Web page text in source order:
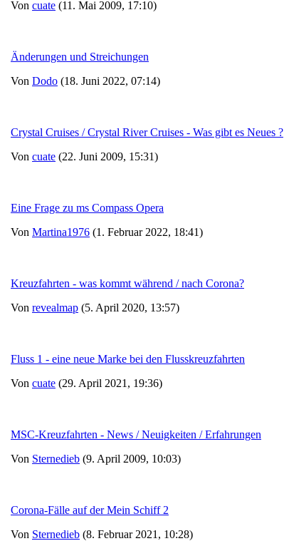
Von cuate (11. Mai 2009, 17:10)
Änderungen und Streichungen
Von Dodo (18. Juni 2022, 07:14)
Crystal Cruises / Crystal River Cruises - Was gibt es Neues ?
Von cuate (22. Juni 2009, 15:31)
Eine Frage zu ms Compass Opera
Von Martina1976 (1. Februar 2022, 18:41)
Kreuzfahrten - was kommt während / nach Corona?
Von revealmap (5. April 2020, 13:57)
Fluss 1 - eine neue Marke bei den Flusskreuzfahrten
Von cuate (29. April 2021, 19:36)
MSC-Kreuzfahrten - News / Neuigkeiten / Erfahrungen
Von Sternedieb (9. April 2009, 10:03)
Corona-Fälle auf der Mein Schiff 2
Von Sternedieb (8. Februar 2021, 10:28)